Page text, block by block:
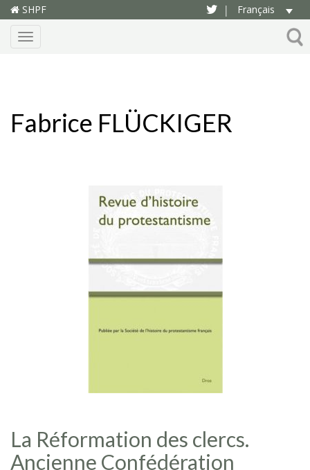
SHPF | Français
Menu
Fabrice FLÜCKIGER
La Réformation des clercs.
Ancienne Confédération